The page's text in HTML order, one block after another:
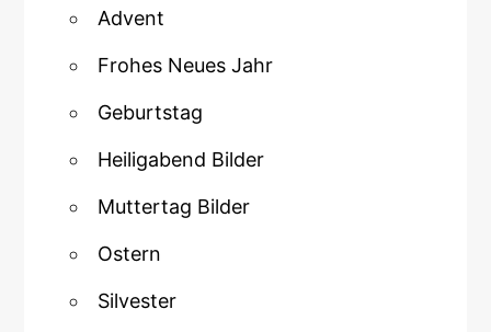
Advent
Frohes Neues Jahr
Geburtstag
Heiligabend Bilder
Muttertag Bilder
Ostern
Silvester